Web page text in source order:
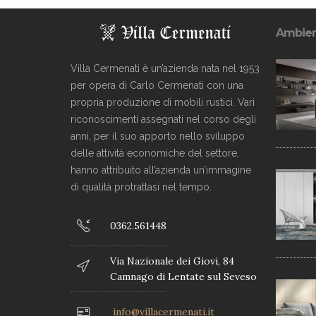
Villa Cermenati è un’azienda nata nel 1953
per opera di Carlo Cermenati con una
propria produzione di mobili rustici. Vari
riconoscimenti assegnati nel corso degli
anni, per il suo apporto nello sviluppo
delle attività economiche del settore,
hanno attribuito all’azienda un’immagine
di qualità protrattasi nel tempo.
0362.561448
Via Nazionale dei Giovi, 84
Camnago di Lentate sul Seveso
info@villacermenati.it